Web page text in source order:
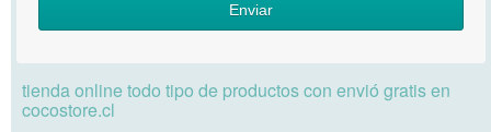
Enviar
tienda online todo tipo de productos con envió gratis en
cocostore.cl